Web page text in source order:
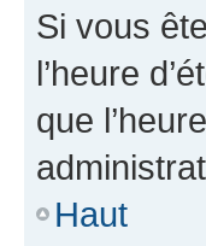
Si vous
l’heure
que
Haut